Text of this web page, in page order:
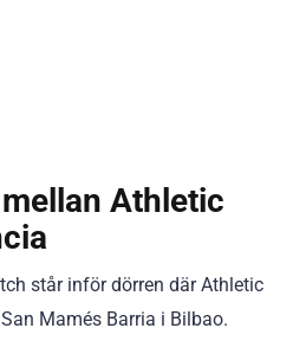
Athletic
står inför dörren där Athletic
Mamés Barria i Bilbao.